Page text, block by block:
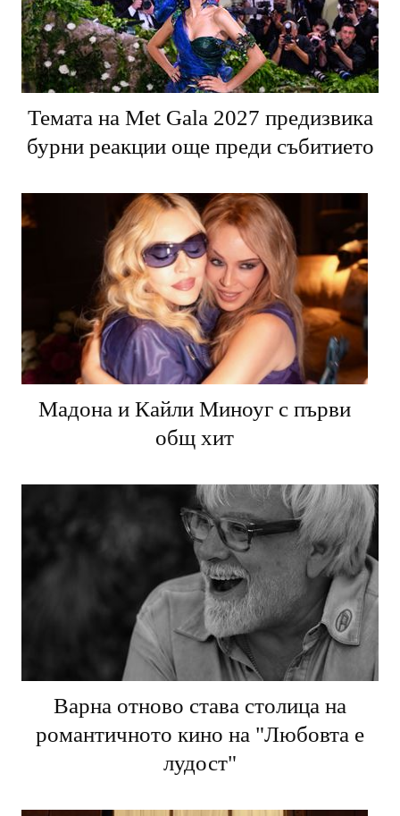
Темата на Met Gala 2027 предизвика
бурни реакции още преди събитието
Мадона и Кайли Миноуг с първи
общ хит
Варна отново става столица на
романтичното кино на "Любовта е
лудост"